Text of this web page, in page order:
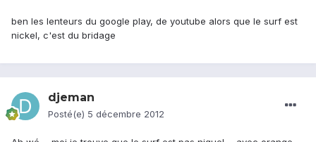
ben les lenteurs du google play, de youtube alors que le surf est
nickel, c'est du bridage
djeman
Posté(e) 5 décembre 2012